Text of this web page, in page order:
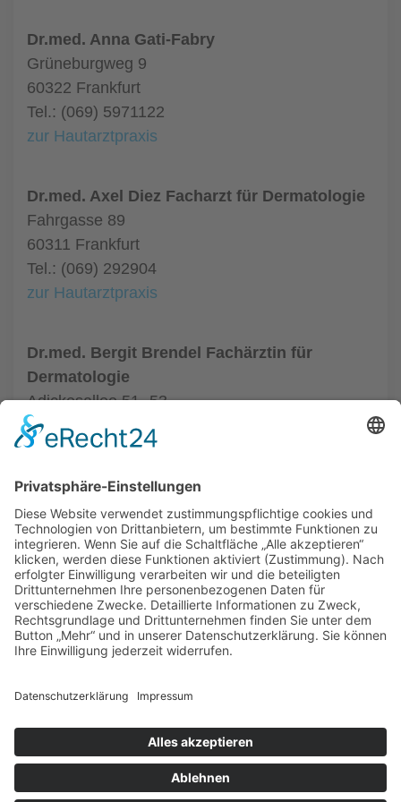
Dr.med. Anna Gati-Fabry
Grüneburgweg 9
60322 Frankfurt
Tel.: (069) 5971122
zur Hautarztpraxis
Dr.med. Axel Diez Facharzt für Dermatologie
Fahrgasse 89
60311 Frankfurt
Tel.: (069) 292904
zur Hautarztpraxis
Dr.med. Bergit Brendel Fachärztin für
Dermatologie
Adickesallee 51- 53
60322 Frankfurt
Tel.: (069) 95518628
ALLGEMEIN
HAUTÄRZTE
HAUTÄRZTE
HAUTARZT NOTDIENST